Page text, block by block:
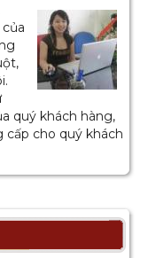
quý khách hàng,
cho quý khách